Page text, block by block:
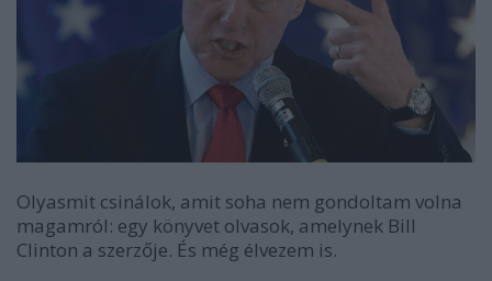
Olyasmit csinálok, amit soha nem gondoltam volna
magamról: egy könyvet olvasok, amelynek Bill
Clinton a szerzője. És még élvezem is.